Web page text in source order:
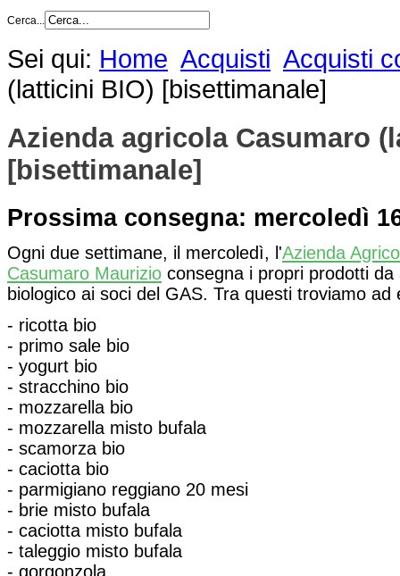
Cerca...
Sei qui: Home Acquisti Acquisti
(latticini BIO) [bisettimanale]
Azienda agricola Casumaro
[bisettimanale]
Prossima consegna: mercoledì
Ogni due settimane, il mercoledì, l'Azienda
Casumaro Maurizio consegna i propri prodotti da
biologico ai soci del GAS. Tra questi troviamo ad
- ricotta bio
- primo sale bio
- yogurt bio
- stracchino bio
- mozzarella bio
- mozzarella misto bufala
- scamorza bio
- caciotta bio
- parmigiano reggiano 20 mesi
- brie misto bufala
- caciotta misto bufala
- taleggio misto bufala
- gorgonzola